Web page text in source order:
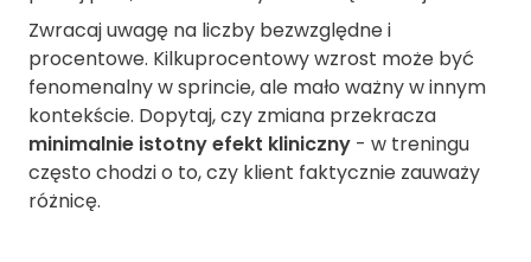
Zwracaj uwagę na liczby bezwzględne i
procentowe. Kilkuprocentowy wzrost może być
fenomenalny w sprincie, ale mało ważny w innym
kontekście. Dopytaj, czy zmiana przekracza
minimalnie istotny efekt kliniczny - w treningu
często chodzi o to, czy klient faktycznie zauważy
różnicę.